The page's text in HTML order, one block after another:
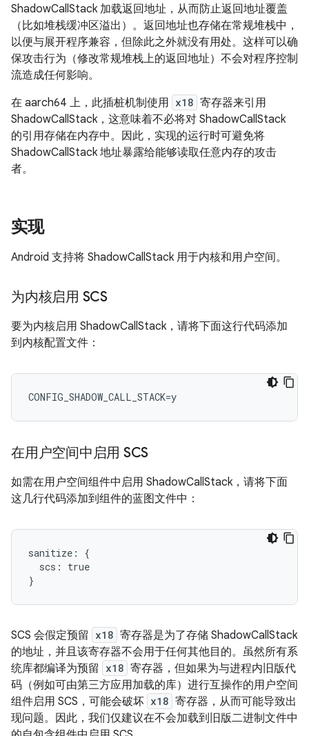
ShadowCallStack 加载返回地址，从而防止返回地址覆盖
（比如堆栈缓冲区溢出）。返回地址也存储在常规堆栈中，
以便与展开程序兼容，但除此之外就没有用处。这样可以确
保攻击行为（修改常规堆栈上的返回地址）不会对程序控制
流造成任何影响。
在 aarch64 上，此插桩机制使用 x18 寄存器来引用
ShadowCallStack，这意味着不必将对 ShadowCallStack
的引用存储在内存中。因此，实现的运行时可避免将
ShadowCallStack 地址暴露给能够读取任意内存的攻击
者。
实现
Android 支持将 ShadowCallStack 用于内核和用户空间。
为内核启用 SCS
要为内核启用 ShadowCallStack，请将下面这行代码添加
到内核配置文件：
CONFIG_SHADOW_CALL_STACK=y
在用户空间中启用 SCS
如需在用户空间组件中启用 ShadowCallStack，请将下面
这几行代码添加到组件的蓝图文件中：
sanitize: {
  scs: true
SCS 会假定预留 x18 寄存器是为了存储 ShadowCallStack
的地址，并且该寄存器不会用于任何其他目的。虽然所有系
统库都编译为预留
x18 寄存器，但如果为与进程内旧版代
码（例如可由第三方应用加载的库）进行互操作的用户空间
组件启用 SCS，可能会破坏 x18 寄存器，从而可能导致出
现问题。因此，我们仅建议在不会加载到旧版二进制文件中